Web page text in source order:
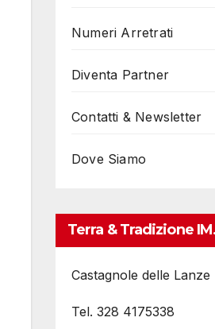
Numeri Arretrati
Diventa Partner
Contatti & Newsletter
Dove Siamo
Terra & Tradizione
Castagnole delle Lanze
Tel. 328 4175338